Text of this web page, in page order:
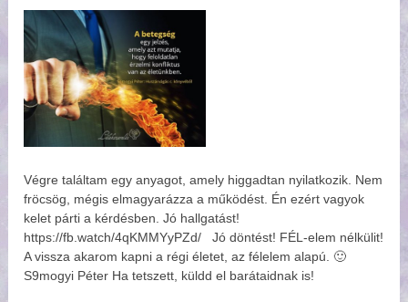
Végre találtam egy anyagot, amely higgadtan nyilatkozik. Nem
fröcsög, mégis elmagyarázza a működést. Én ezért vagyok
kelet párti a kérdésben. Jó hallgatást!
https://fb.watch/4qKMMYyPZd/ Jó döntést! FÉL-elem nélkülit!
A vissza akarom kapni a régi életet, az félelem alapú. 🙂
S9mogyi Péter Ha tetszett, küldd el barátaidnak is!